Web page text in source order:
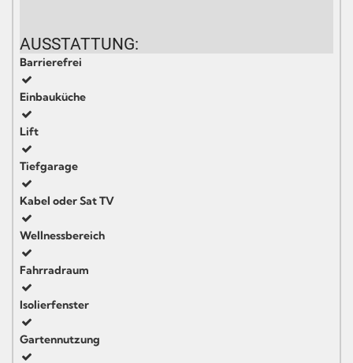
AUSSTATTUNG:
Barrierefrei
Einbauküche
Lift
Tiefgarage
Kabel oder Sat TV
Wellnessbereich
Fahrradraum
Isolierfenster
Gartennutzung